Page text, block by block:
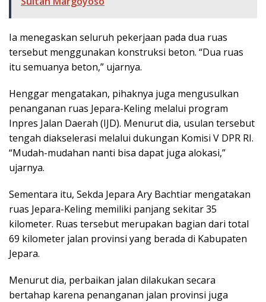
Ia menegaskan seluruh pekerjaan pada dua ruas
tersebut menggunakan konstruksi beton. “Dua ruas
itu semuanya beton,” ujarnya.
Henggar mengatakan, pihaknya juga mengusulkan
penanganan ruas Jepara-Keling melalui program
Inpres Jalan Daerah (IJD). Menurut dia, usulan tersebut
tengah diakselerasi melalui dukungan Komisi V DPR RI.
“Mudah-mudahan nanti bisa dapat juga alokasi,”
ujarnya.
Sementara itu, Sekda Jepara Ary Bachtiar mengatakan
ruas Jepara-Keling memiliki panjang sekitar 35
kilometer. Ruas tersebut merupakan bagian dari total
69 kilometer jalan provinsi yang berada di Kabupaten
Jepara.
Menurut dia, perbaikan jalan dilakukan secara
bertahap karena penanganan jalan provinsi juga